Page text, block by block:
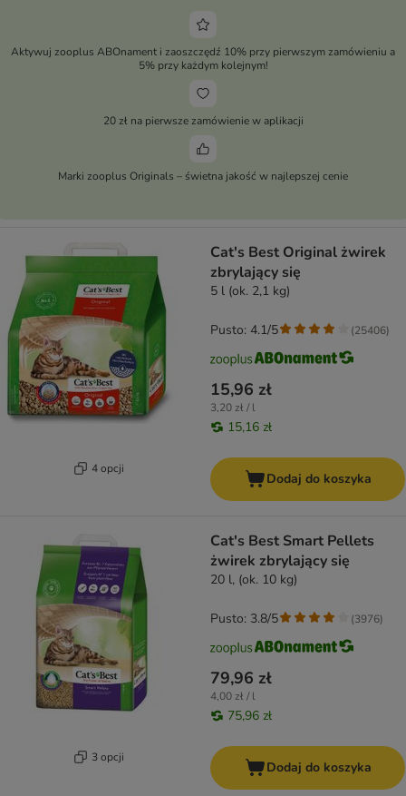
Aktywuj zooplus ABOnament i zaoszczędź 10% przy pierwszym zamówieniu a
5% przy każdym kolejnym!
20 zł na pierwsze zamówienie w aplikacji
Marki zooplus Originals – świetna jakość w najlepszej cenie
4 opcji
Cat's Best Original żwirek
zbrylający się
5 l (ok. 2,1 kg)
15,96 zł
3,20 zł / l
15,16 zł
Pusto: 4.1/5 (25406)
Dodaj do koszyka
3 opcji
Cat's Best Smart Pellets
żwirek zbrylający się
20 l, (ok. 10 kg)
79,96 zł
4,00 zł / l
75,96 zł
Pusto: 3.8/5 (3976)
Dodaj do koszyka